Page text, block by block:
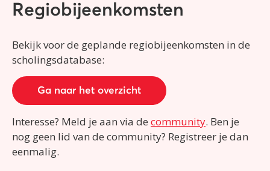
Regiobijeenkomsten
Bekijk voor de geplande regiobijeenkomsten in de
scholingsdatabase:
Ga naar het overzicht
Interesse? Meld je aan via de community. Ben je
nog geen lid van de community? Registreer je dan
eenmalig.